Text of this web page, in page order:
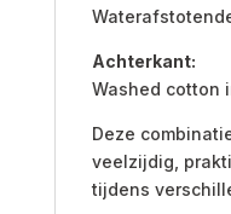
Achterkant:
Washed cotton
Deze
veelzijdig,
tijdens